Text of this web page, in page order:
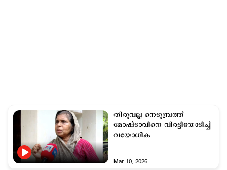
തിരുവല്ല നെടുമ്പ്രത്ത്
മോഷ്ടാവിനെ വിരട്ടിയോടിച്ച്
വയോധിക
Mar 10, 2026